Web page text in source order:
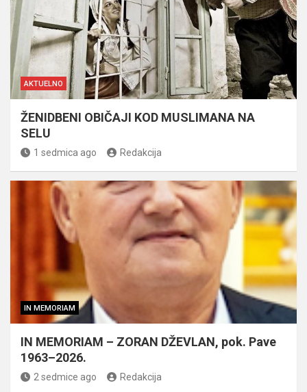
AKTUELNO
ŽENIDBENI OBIČAJI KOD MUSLIMANA NA
SELU
1 sedmica ago Redakcija
IN MEMORIAM
IN MEMORIAM – ZORAN DŽEVLAN, pok. Pave
1963–2026.
2 sedmice ago Redakcija